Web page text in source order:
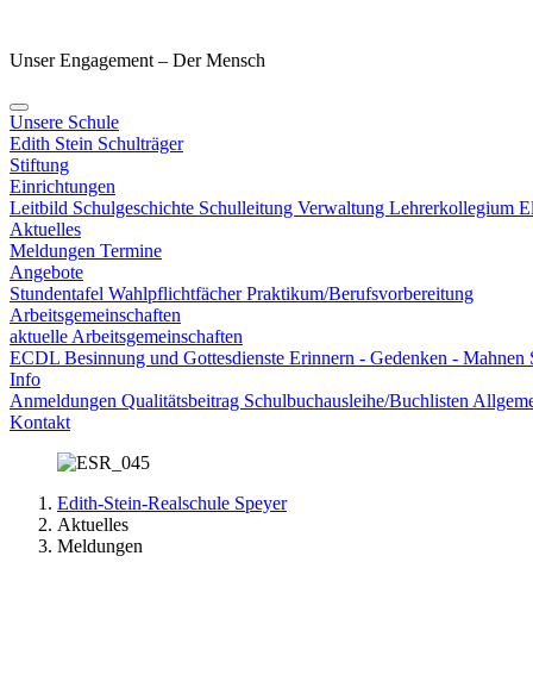
Unser Engagement – Der Mensch
Unsere Schule
Edith Stein Schulträger
Stiftung
Einrichtungen
Leitbild Schulgeschichte Schulleitung Verwaltung Lehrerkollegium
Aktuelles
Meldungen Termine
Angebote
Stundentafel WahlpflichtfächerPraktikum/Berufsvorbereitung
Arbeitsgemeinschaften
aktuelle Arbeitsgemeinschaften
ECDL Besinnung und Gottesdienste Erinnern - Gedenken - Mahnen
Info
Anmeldungen Qualitätsbeitrag Schulbuchausleihe/Buchlisten
Kontakt
Edith-Stein-Realschule Speyer
Aktuelles
Meldungen